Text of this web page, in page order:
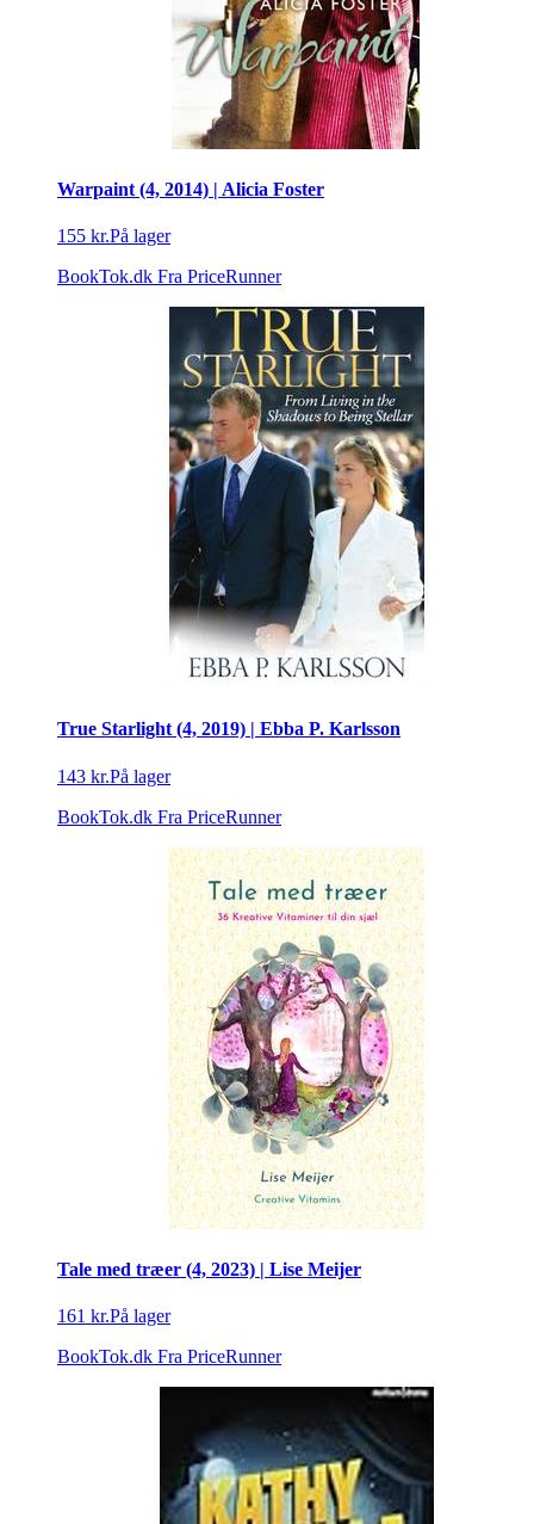
Warpaint (4, 2014) | Alicia Foster
155 kr.På lager
BookTok.dk Fra PriceRunner
True Starlight (4, 2019) | Ebba P. Karlsson
143 kr.På lager
BookTok.dk Fra PriceRunner
Tale med træer (4, 2023) | Lise Meijer
161 kr.På lager
BookTok.dk Fra PriceRunner